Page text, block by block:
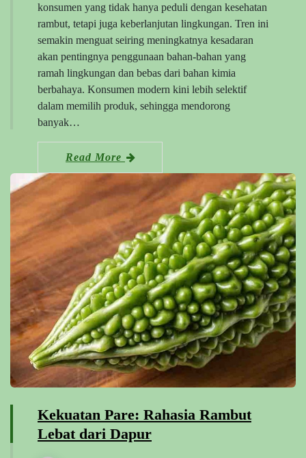
konsumen yang tidak hanya peduli dengan kesehatan
rambut, tetapi juga keberlanjutan lingkungan. Tren ini
semakin menguat seiring meningkatnya kesadaran
akan pentingnya penggunaan bahan-bahan yang
ramah lingkungan dan bebas dari bahan kimia
berbahaya. Konsumen modern kini lebih selektif
dalam memilih produk, sehingga mendorong
banyak…
Read More
Kekuatan Pare: Rahasia Rambut
Lebat dari Dapur